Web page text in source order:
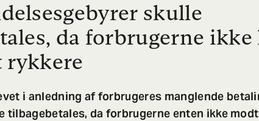
skulle
da forbrugerne ikke
rykkere
i anledning af forbrugeres manglende
tilbagebetales, da forbrugerne enten ikke